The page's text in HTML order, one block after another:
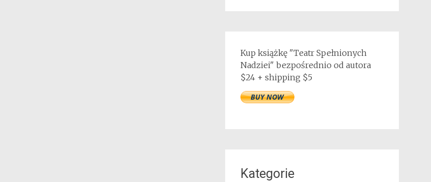
Kup książkę "Teatr Spełnionych
Nadziei" bezpośrednio od autora
$24 + shipping $5
Kategorie